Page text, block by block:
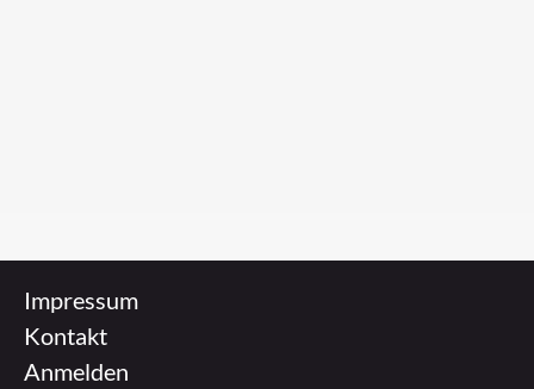
Impressum
Kontakt
Anmelden